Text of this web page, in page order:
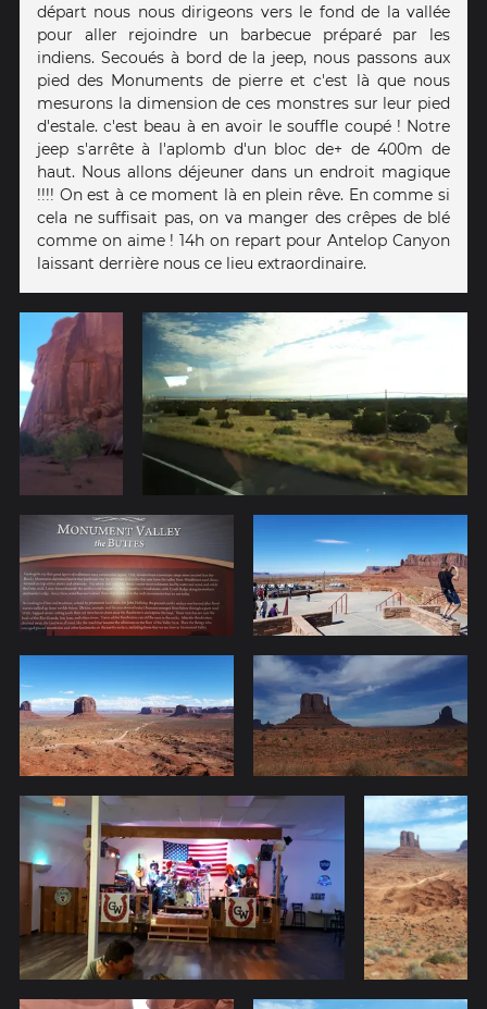
départ nous nous dirigeons vers le fond de la vallée
pour aller rejoindre un barbecue préparé par les
indiens. Secoués à bord de la jeep, nous passons aux
pied des Monuments de pierre et c'est là que nous
mesurons la dimension de ces monstres sur leur pied
d'estale. c'est beau à en avoir le souffle coupé ! Notre
jeep s'arrête à l'aplomb d'un bloc de+ de 400m de
haut. Nous allons déjeuner dans un endroit magique
!!!! On est à ce moment là en plein rêve. En comme si
cela ne suffisait pas, on va manger des crêpes de blé
comme on aime ! 14h on repart pour Antelop Canyon
laissant derrière nous ce lieu extraordinaire.